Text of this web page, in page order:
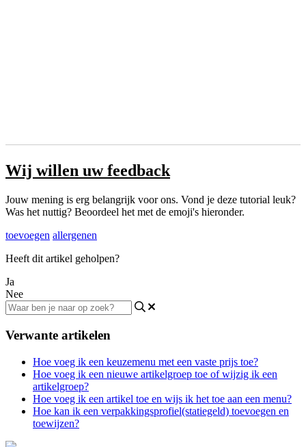
Wij willen uw feedback
Jouw mening is erg belangrijk voor ons. Vond je deze tutorial leuk?
Was het nuttig? Beoordeel het met de emoji's hieronder.
toevoegen allergenen
Heeft dit artikel geholpen?
Ja
Nee
Verwante artikelen
Hoe voeg ik een keuzemenu met een vaste prijs toe?
Hoe voeg ik een nieuwe artikelgroep toe of wijzig ik een
artikelgroep?
Hoe voeg ik een artikel toe en wijs ik het toe aan een menu?
Hoe kan ik een verpakkingsprofiel(statiegeld) toevoegen en
toewijzen?